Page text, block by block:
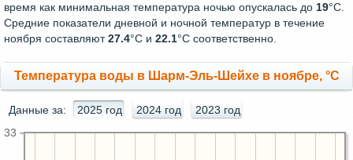
время как минимальная температура ночью опускалась до 19°C.
Средние показатели дневной и ночной температур в течение
ноября составляют27.4°С и 22.1°С соответственно.
Температура воды в Шарм-Эль-Шейхе в ноябре, °C
Данные за: 2025 год 2024 год 2023 год
33